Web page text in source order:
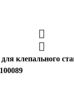
клепального